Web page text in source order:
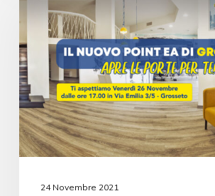
24 Novembre 2021